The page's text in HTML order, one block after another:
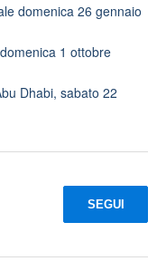
domenica 26 gennaio
1 ottobre
Dhabi, sabato 22
SEGUI